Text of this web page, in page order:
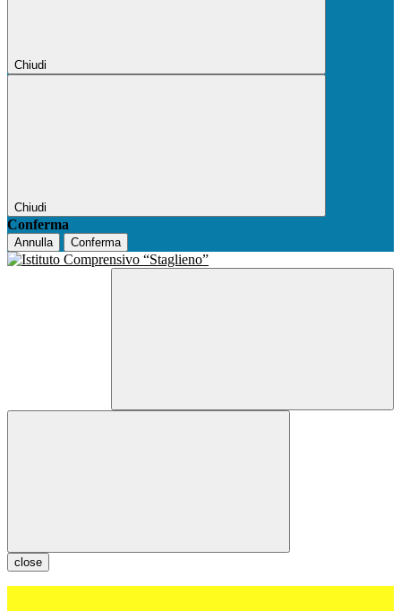
Chiudi
Chiudi
Conferma
Annulla Conferma
close